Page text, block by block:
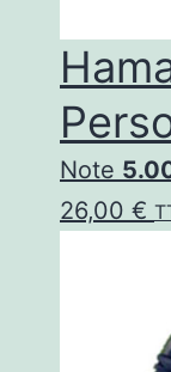
Note
26,00 €